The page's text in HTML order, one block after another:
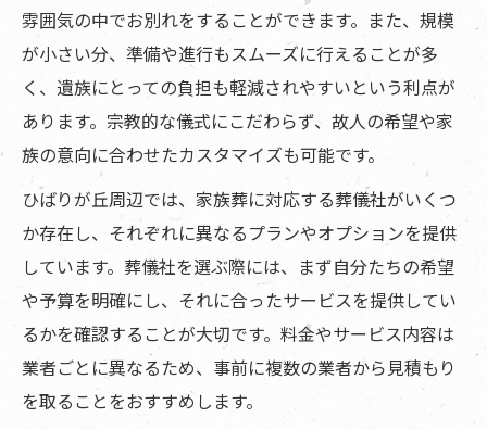
雰囲気の中でお別れをすることができます。また、規模
が小さい分、準備や進行もスムーズに行えることが多
く、遺族にとっての負担も軽減されやすいという利点が
あります。宗教的な儀式にこだわらず、故人の希望や家
族の意向に合わせたカスタマイズも可能です。
ひばりが丘周辺では、家族葬に対応する葬儀社がいくつ
か存在し、それぞれに異なるプランやオプションを提供
しています。葬儀社を選ぶ際には、まず自分たちの希望
や予算を明確にし、それに合ったサービスを提供してい
るかを確認することが大切です。料金やサービス内容は
業者ごとに異なるため、事前に複数の業者から見積もり
を取ることをおすすめします。